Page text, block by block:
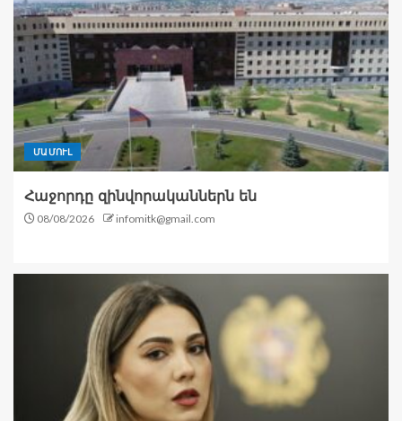
ՄԱՄՈՒԼ
Հաջորդը զինվորականներն են
08/08/2026 infomitk@gmail.com